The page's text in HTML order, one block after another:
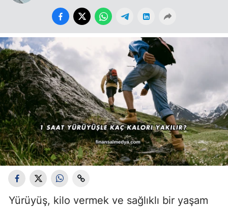
Yürüyüş, kilo vermek ve sağlıklı bir yaşam